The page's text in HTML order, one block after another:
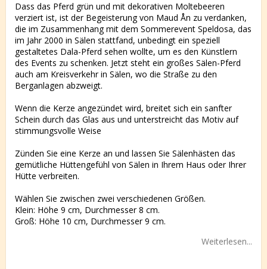
Dass das Pferd grün und mit dekorativen Moltebeeren
verziert ist, ist der Begeisterung von Maud Ån zu verdanken,
die im Zusammenhang mit dem Sommerevent Speldosa, das
im Jahr 2000 in Sälen stattfand, unbedingt ein speziell
gestaltetes Dala-Pferd sehen wollte, um es den Künstlern
des Events zu schenken. Jetzt steht ein großes Sälen-Pferd
auch am Kreisverkehr in Sälen, wo die Straße zu den
Berganlagen abzweigt.
Wenn die Kerze angezündet wird, breitet sich ein sanfter
Schein durch das Glas aus und unterstreicht das Motiv auf
stimmungsvolle Weise
Zünden Sie eine Kerze an und lassen Sie Sälenhästen das
gemütliche Hüttengefühl von Sälen in Ihrem Haus oder Ihrer
Hütte verbreiten.
Wählen Sie zwischen zwei verschiedenen Größen.
Klein: Höhe 9 cm, Durchmesser 8 cm.
Groß: Höhe 10 cm, Durchmesser 9 cm.
Weiterlesen...